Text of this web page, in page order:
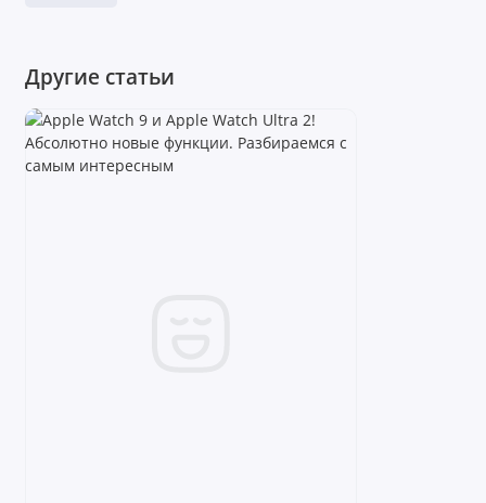
Другие статьи